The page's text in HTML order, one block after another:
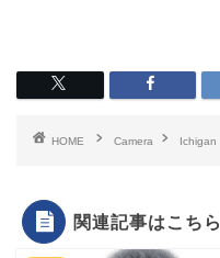
HOME Camera Ichigan
関連記事はこちら